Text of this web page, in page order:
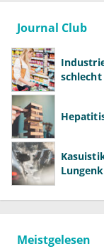
Journal Club
Meistgelesen